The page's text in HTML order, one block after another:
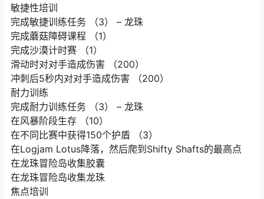
敏捷性培训
完成敏捷训练任务 （3） – 龙珠
完成蘑菇障碍课程 （1）
完成沙漠计时赛 （1）
滑动时对对手造成伤害 （200）
冲刺后5秒内对对手造成伤害 （200）
耐力训练
完成耐力训练任务 （3） – 龙珠
在风暴阶段生存 （10）
在不同比赛中获得150个护盾 （3）
在Logjam Lotus降落，然后爬到Shifty Shafts的最高点
在龙珠冒险岛收集胶囊
在龙珠冒险岛收集龙珠
焦点培训